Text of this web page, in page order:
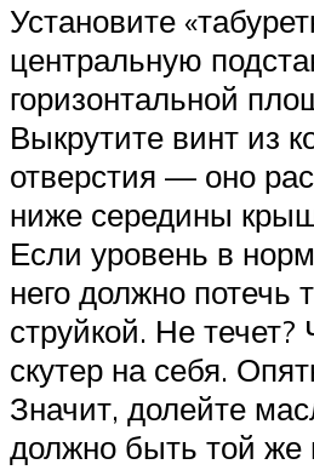
Установите
центральную
горизонтальной
Выкрутите винт из
отверстия — оно
ниже середины
Если уровень в
него должно потечь
струйкой. Не течет?
скутер на себя.
Значит, долейте
должно быть той же